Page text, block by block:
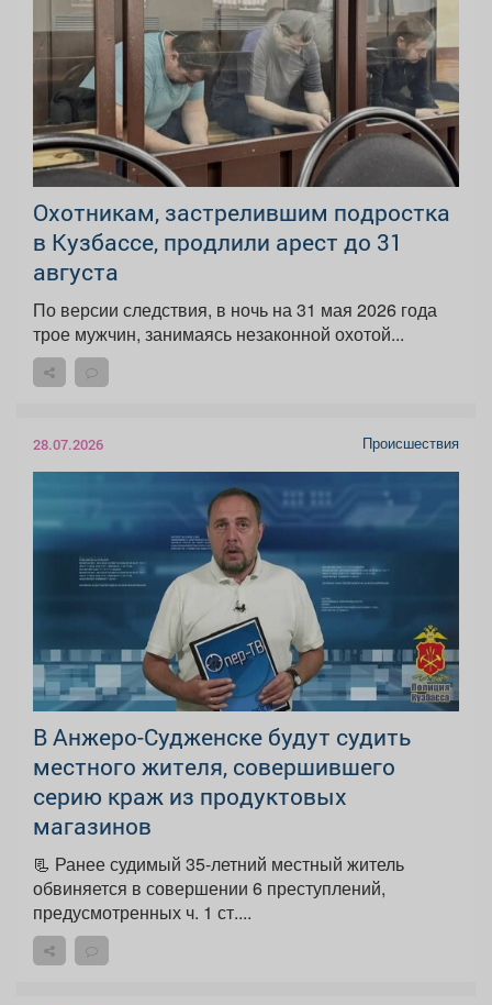
Охотникам, застрелившим подростка
в Кузбассе, продлили арест до 31
августа
По версии следствия, в ночь на 31 мая 2026 года
трое мужчин, занимаясь незаконной охотой...
28.07.2026 Происшествия
В Анжеро-Судженске будут судить
местного жителя, совершившего
серию краж из продуктовых
магазинов
📃 Ранее судимый 35-летний местный житель
обвиняется в совершении 6 преступлений,
предусмотренных ч. 1 ст....